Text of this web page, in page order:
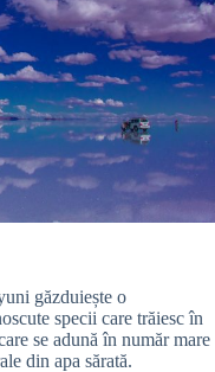
găzduiește o
specii care trăiesc în
se adună în număr mare
din apa sărată.